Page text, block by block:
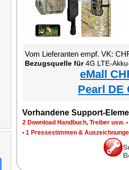
Vom Lieferanten empf. VK:
Bezugsquelle für4G LTE-Akku-
eMall
Pearl DE
Vorhandene Support-
2 Download Handbuch, Treiber usw. •
• 1 Pressestimmen &